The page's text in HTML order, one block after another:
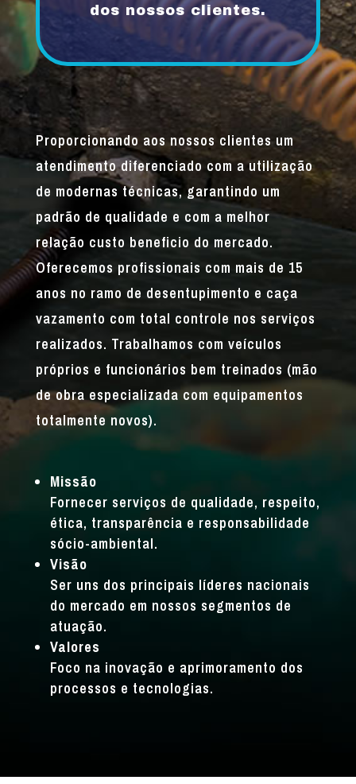
dos nossos clientes.
Proporcionando aos nossos clientes um
atendimento diferenciado com a utilização
de modernas técnicas, garantindo um
padrão de qualidade e com a melhor
relação custo beneficio do mercado.
Oferecemos profissionais com mais de 15
anos no ramo de desentupimento e caça
vazamento com total controle nos serviços
realizados. Trabalhamos com veículos
próprios e funcionários bem treinados (mão
de obra especializada com equipamentos
totalmente novos).
Missão
Fornecer serviços de qualidade, respeito,
ética, transparência e responsabilidade
sócio-ambiental.
Visão
Ser uns dos principais líderes nacionais
do mercado em nossos segmentos de
atuação.
Valores
Foco na inovação e aprimoramento dos
processos e tecnologias.